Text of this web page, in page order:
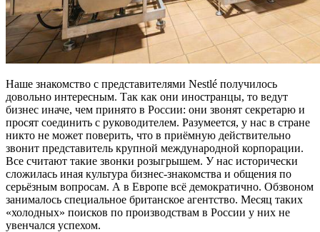
Наше знакомство с представителями Nestlé получилось
довольно интересным. Так как они иностранцы, то ведут
бизнес иначе, чем принято в России: они звонят секретарю и
просят соединить с руководителем. Разумеется, у нас в стране
никто не может поверить, что в приёмную действительно
звонит представитель крупной международной корпорации.
Все считают такие звонки розыгрышем. У нас исторически
сложилась иная культура бизнес-знакомства и общения по
серьёзным вопросам. А в Европе всё демократично. Обзвоном
занималось специальное британское агентство. Месяц таких
«холодных» поисков по производствам в России у них не
увенчался успехом.